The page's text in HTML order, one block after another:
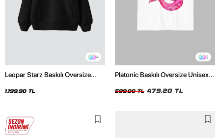
4
Leopar Starz Baskılı Oversize
1.199,90 TL
2
Platonic Baskılı Oversize Unisex
599,00 TL 479,20 TL